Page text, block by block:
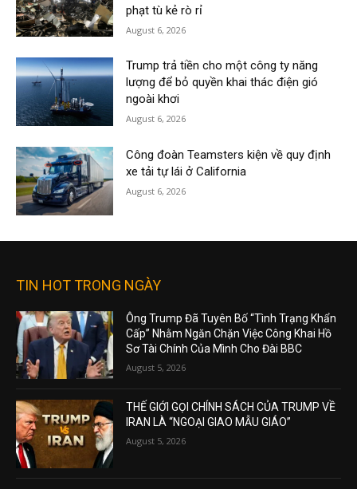
phạt tù kẻ rò rỉ
August 6, 2026
Trump trả tiền cho một công ty năng
lượng để bỏ quyền khai thác điện gió
ngoài khơi
August 6, 2026
Công đoàn Teamsters kiện về quy định
xe tải tự lái ở California
August 6, 2026
TIN HOT TRONG NGÀY
Ông Trump Đã Tuyên Bố “Tình Trạng Khẩn
Cấp” Nhằm Ngăn Chặn Việc Công Khai Hồ
Sơ Tài Chính Của Mình Cho Đài BBC
August 5, 2026
THẾ GIỚI GỌI CHÍNH SÁCH CỦA TRUMP VỀ
IRAN LÀ “NGOẠI GIAO MẪU GIÁO”
August 5, 2026